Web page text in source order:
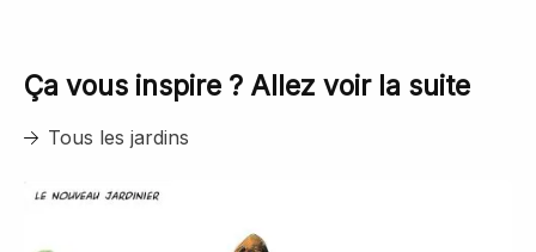
Ça vous inspire ? Allez voir la suite
Tous les jardins
Détail